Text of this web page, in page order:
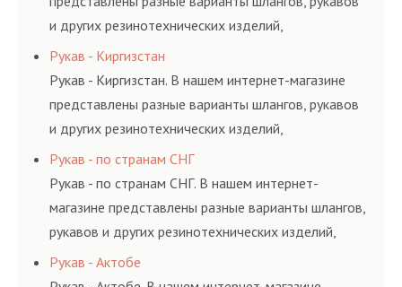
и других резинотехнических изделий,
соответствующих ГОСТам, техническим условиям
и нормативам.
Рукав - Киргизстан
Рукав - Киргизстан. В нашем интернет-магазине
представлены разные варианты шлангов, рукавов
и других резинотехнических изделий,
соответствующих ГОСТам, техническим условиям
и нормативам.
Рукав - по странам СНГ
Рукав - по странам СНГ. В нашем интернет-
магазине представлены разные варианты шлангов,
рукавов и других резинотехнических изделий,
соответствующих ГОСТам, техническим условиям
и нормативам.
Рукав - Актобе